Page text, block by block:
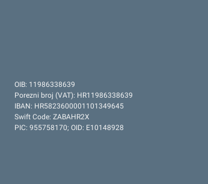
OIB: 11986338639
Porezni broj (VAT): HR11986338639
IBAN: HR5823600001101349645
Swift Code: ZABAHR2X
PIC: 955758170; OID: E10148928